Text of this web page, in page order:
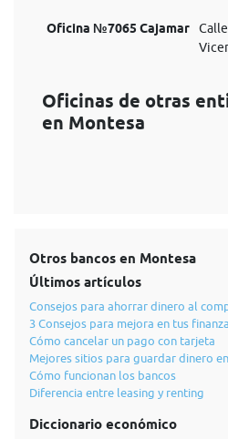
Oficina №7065 Cajamar
Oficinas de otras
en Montesa
Otros bancos en Montesa
Últimos artículos
Consejos para ahorrar dinero al
3 Consejos para mejora en tus
Cómo cancelar un pago con tarjeta
Mejores sitios para guardar dinero
Cómo funcionan los bancos
Diferencia entre leasing y renting
Diccionario económico